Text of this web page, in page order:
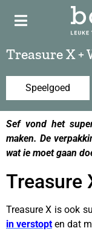
Treasure X +
Speelgoed
Sef vond het
maken. De
wat ie moet gaan
Treasure
Treasure X is ook
in verstopt en dat